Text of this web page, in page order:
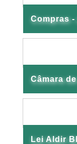
Compras
Câmara
Lei Aldir